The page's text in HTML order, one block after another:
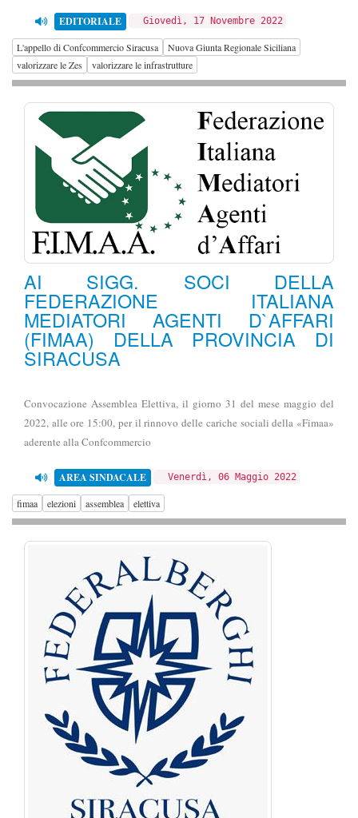
EDITORIALE Giovedì, 17 Novembre 2022
L'appello di Confcommercio Siracusa
Nuova Giunta Regionale Siciliana
valorizzare le Zes
valorizzare le infrastrutture
AI SIGG. SOCI DELLA
FEDERAZIONE ITALIANA
MEDIATORI AGENTI D`AFFARI
(FIMAA) DELLA PROVINCIA DI
SIRACUSA
Convocazione Assemblea Elettiva, il giorno 31 del mese maggio del
2022, alle ore 15:00, per il rinnovo delle cariche sociali della «Fimaa»
aderente alla Confcommercio
AREA SINDACALE Venerdì, 06 Maggio 2022
fimaa elezioni assemblea elettiva